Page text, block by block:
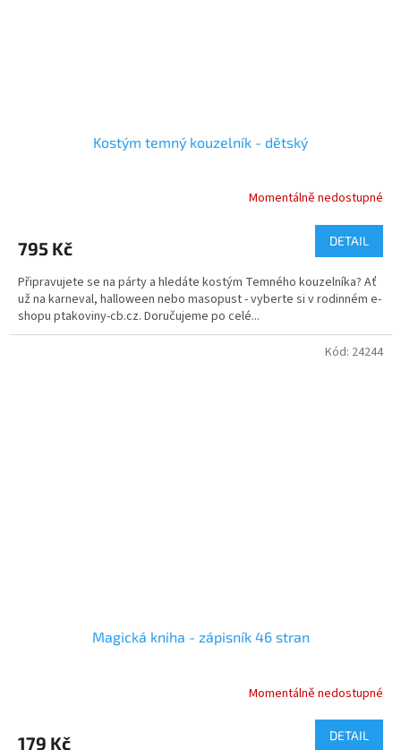
Kostým temný kouzelník - dětský
Momentálně nedostupné
795 Kč DETAIL
Připravujete se na párty a hledáte kostým Temného kouzelníka? Ať
už na karneval, halloween nebo masopust - vyberte si v rodinném e-
shopu ptakoviny-cb.cz. Doručujeme po celé...
Magická kniha - zápisník 46 stran
Momentálně nedostupné
179 Kč DETAIL
Kód: 24244